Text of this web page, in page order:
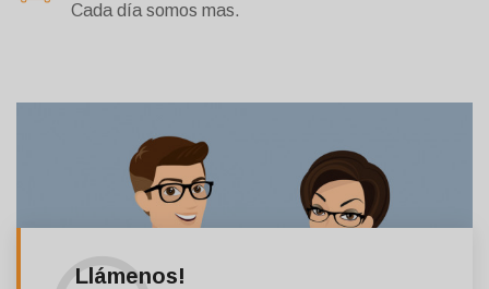
Cada día somos mas.
Llámenos!